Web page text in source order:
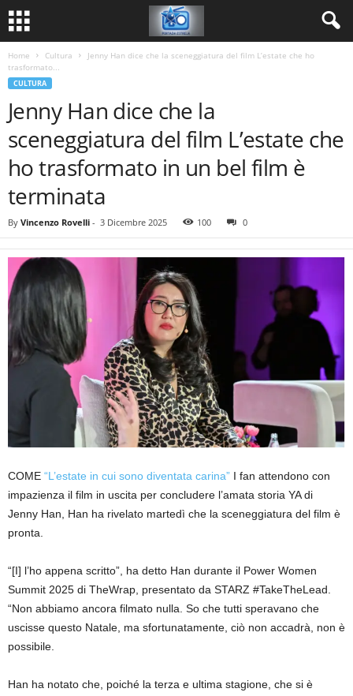
Home Cultura
Jenny Han dice che la sceneggiatura del film L’estate che ho
trasformato...
CULTURA
Jenny Han dice che la
sceneggiatura del film L’estate che
ho trasformato in un bel film è
terminata
By Vincenzo Rovelli - 3 Dicembre 2025 100 0
COME “L’estate in cui sono diventata carina” I fan attendono con
impazienza il film in uscita per concludere l’amata storia YA di
Jenny Han, Han ha rivelato martedì che la sceneggiatura del film è
pronta.
“[I] l’ho appena scritto”, ha detto Han durante il Power Women
Summit 2025 di TheWrap, presentato da STARZ #TakeTheLead.
“Non abbiamo ancora filmato nulla. So che tutti speravano che
uscisse questo Natale, ma sfortunatamente, ciò non accadrà, non è
possibile.
Han ha notato che, poiché la terza e ultima stagione, che si è